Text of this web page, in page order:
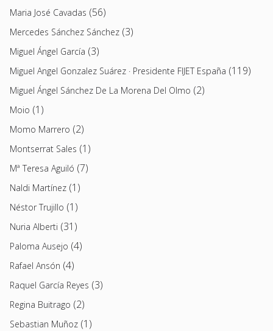
Maria José Cavadas (56)
Mercedes Sánchez Sánchez (3)
Miguel Ángel García (3)
Miguel Angel Gonzalez Suárez · Presidente FIJET España (119)
Miguel Ángel Sánchez De La Morena Del Olmo (2)
Moio (1)
Momo Marrero (2)
Montserrat Sales (1)
Mª Teresa Aguiló (7)
Naldi Martínez (1)
Néstor Trujillo (1)
Nuria Alberti (31)
Paloma Ausejo (4)
Rafael Ansón (4)
Raquel García Reyes (3)
Regina Buitrago (2)
Sebastian Muñoz (1)